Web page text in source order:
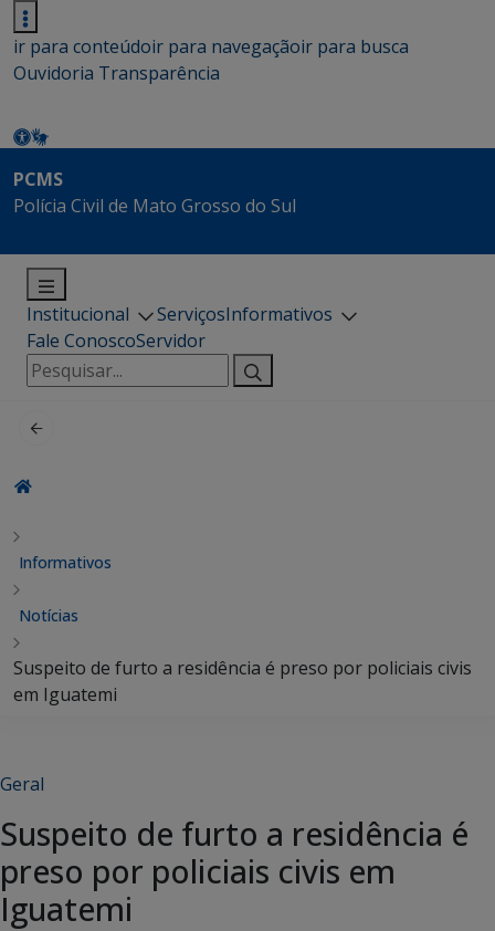
ir para conteúdoir para navegaçãoir para busca
Ouvidoria Transparência
PCMS
Polícia Civil de Mato Grosso do Sul
Institucional ServiçosInformativos
Fale ConoscoServidor
Pesquisar
por:
Informativos
Notícias
Suspeito de furto a residência é preso por policiais civis
em Iguatemi
Geral
Suspeito de furto a residência é
preso por policiais civis em
Iguatemi